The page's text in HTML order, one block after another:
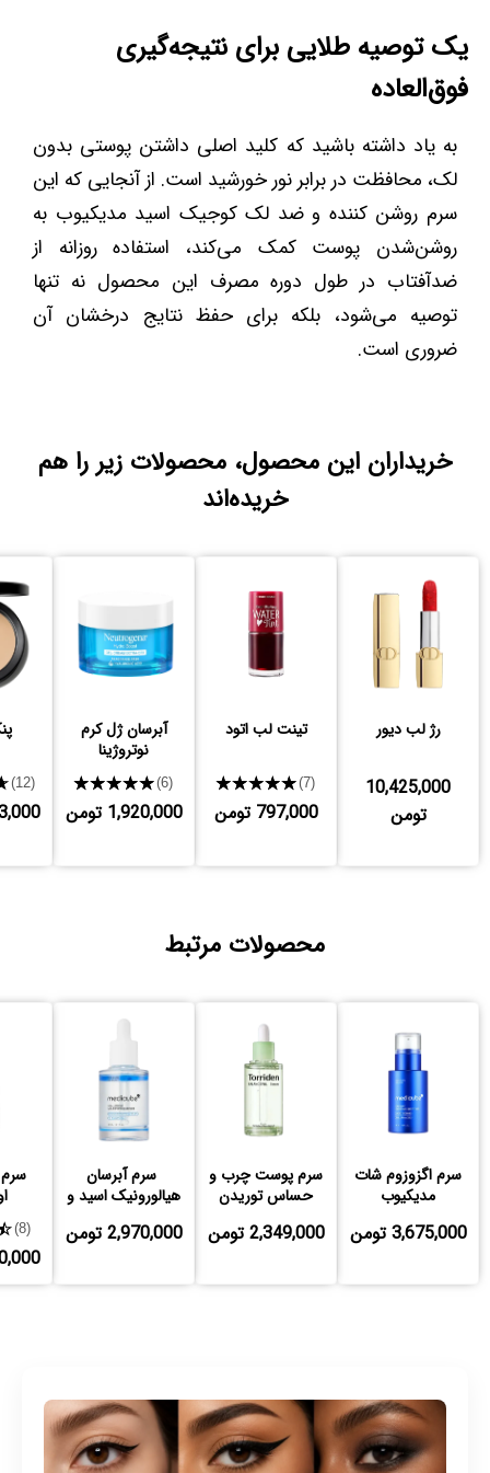
یک توصیه طلایی برای نتیجه‌گیری
فوق‌العاده
به یاد داشته باشید که کلید اصلی داشتن پوستی بدون
لک، محافظت در برابر نور خورشید است. از آنجایی که این
سرم روشن کننده و ضد لک کوجیک اسید مدیکیوب به
روشن‌شدن پوست کمک می‌کند، استفاده روزانه از
ضدآفتاب در طول دوره مصرف این محصول نه تنها
توصیه می‌شود، بلکه برای حفظ نتایج درخشان آن
ضروری است.
خریداران این محصول، محصولات زیر را هم
خریده‌اند
رژ لب دیور
10,425,000
تومن
تینت لب اتود
★★★★★(7)
797,000 تومن
آبرسان ژل کرم
نوتروژینا
★★★★★(6)
1,920,000 تومن
(12)
محصولات مرتبط
سرم اگزوزوم شات
مدیکیوب
3,675,000 تومن
سرم پوست چرب و
حساس توریدن
2,349,000 تومن
️ سرم آبرسان
هیالورونیک اسید و
کیوب
2,970,000 تومن
سرم
(8)